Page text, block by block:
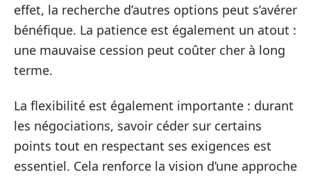
effet, la recherche d’autres options peut s’avérer
bénéfique. La patience est également un atout :
une mauvaise cession peut coûter cher à long
terme.
La flexibilité est également importante : durant
les négociations, savoir céder sur certains
points tout en respectant ses exigences est
essentiel. Cela renforce la vision d’une approche